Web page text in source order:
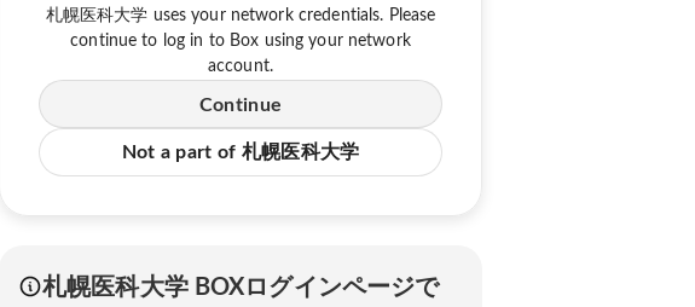
札幌医科大学 uses your network credentials. Please
continue to log in to Box using your network
account.
Continue
Not a part of 札幌医科大学
札幌医科大学 BOXログインページで